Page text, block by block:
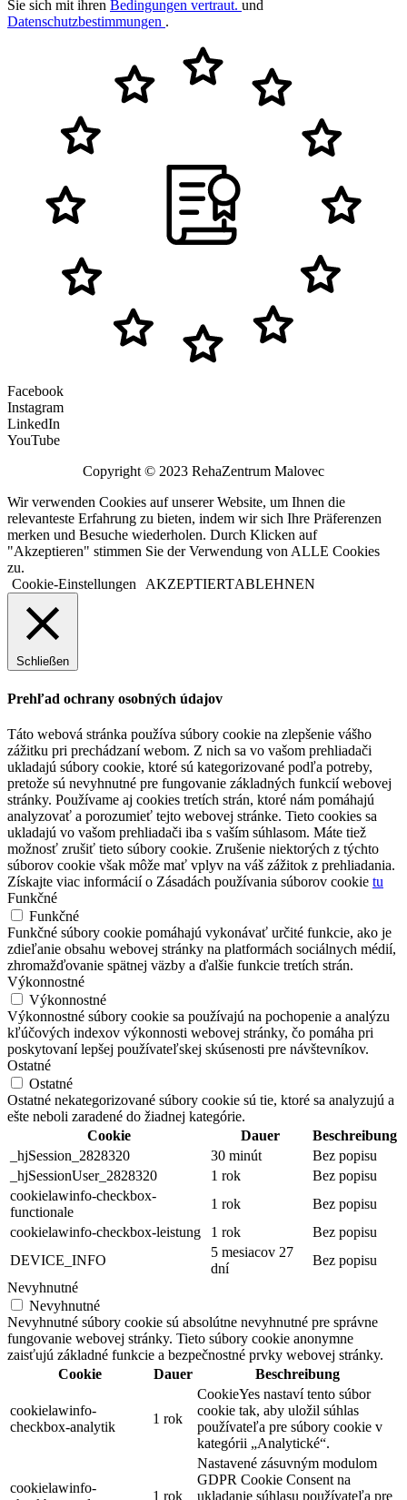
Sie sich mit ihren Bedingungen vertraut. und
Datenschutzbestimmungen .
Facebook
Instagram
LinkedIn
YouTube
Copyright © 2023 RehaZentrum Malovec
Wir verwenden Cookies auf unserer Website, um Ihnen die
relevanteste Erfahrung zu bieten, indem wir sich Ihre Präferenzen
merken und Besuche wiederholen. Durch Klicken auf
"Akzeptieren" stimmen Sie der Verwendung von ALLE Cookies
zu.
Cookie-Einstellungen
AKZEPTIERTABLEHNEN
Schließen
Prehľad ochrany osobných údajov
Táto webová stránka používa súbory cookie na zlepšenie vášho
zážitku pri prechádzaní webom. Z nich sa vo vašom prehliadači
ukladajú súbory cookie, ktoré sú kategorizované podľa potreby,
pretože sú nevyhnutné pre fungovanie základných funkcií webovej
stránky. Používame aj cookies tretích strán, ktoré nám pomáhajú
analyzovať a porozumieť tejto webovej stránke. Tieto cookies sa
ukladajú vo vašom prehliadači iba s vaším súhlasom. Máte tiež
možnosť zrušiť tieto súbory cookie. Zrušenie niektorých z týchto
súborov cookie však môže mať vplyv na váš zážitok z prehliadania.
Získajte viac informácií o Zásadách používania súborov cookie tu
Funkčné
Funkčné
Funkčné súbory cookie pomáhajú vykonávať určité funkcie, ako je
zdieľanie obsahu webovej stránky na platformách sociálnych médií,
zhromažďovanie spätnej väzby a ďalšie funkcie tretích strán.
Výkonnostné
Výkonnostné
Výkonnostné súbory cookie sa používajú na pochopenie a analýzu
kľúčových indexov výkonnosti webovej stránky, čo pomáha pri
poskytovaní lepšej používateľskej skúsenosti pre návštevníkov.
Ostatné
Ostatné
Ostatné nekategorizované súbory cookie sú tie, ktoré sa analyzujú a
ešte neboli zaradené do žiadnej kategórie.
Cookie
Dauer
Beschreibung
_hjSession_2828320
30 minút
Bez popisu
_hjSessionUser_2828320
1 rok
Bez popisu
cookielawinfo-checkbox-
functionale
1 rok
Bez popisu
cookielawinfo-checkbox-leistung
1 rok
Bez popisu
DEVICE_INFO
5 mesiacov 27
dní
Bez popisu
Nevyhnutné
Nevyhnutné
Nevyhnutné súbory cookie sú absolútne nevyhnutné pre správne
fungovanie webovej stránky. Tieto súbory cookie anonymne
zaisťujú základné funkcie a bezpečnostné prvky webovej stránky.
Cookie
Dauer Beschreibung
cookielawinfo-
checkbox-analytik
1 rok
CookieYes nastaví tento súbor
cookie tak, aby uložil súhlas
používateľa pre súbory cookie v
kategórii „Analytické“.
cookielawinfo-
1 rok
Nastavené zásuvným modulom
GDPR Cookie Consent na
ukladanie súhlasu používateľa pre